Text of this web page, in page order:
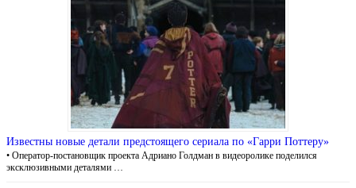
Известны новые детали предстоящего сериала по «Гарри Поттеру»
• Оператор-постановщик проекта Адриано Голдман в видеоролике поделился
эксклюзивными деталями …